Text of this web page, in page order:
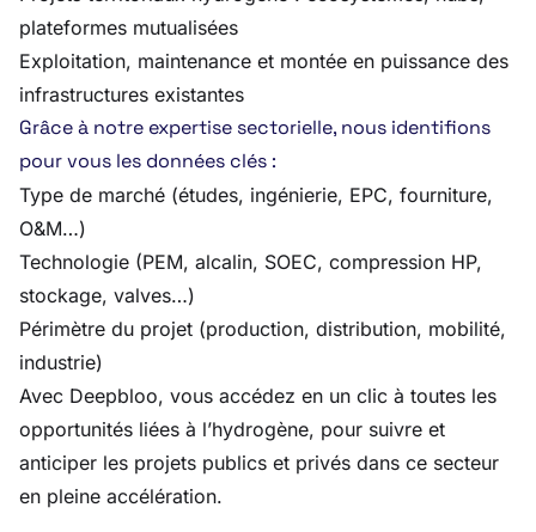
plateformes mutualisées
Exploitation, maintenance et montée en puissance des
infrastructures existantes
Grâce à notre expertise sectorielle, nous identifions
pour vous les données clés :
Type de marché (études, ingénierie, EPC, fourniture,
O&M…)
Technologie (PEM, alcalin, SOEC, compression HP,
stockage, valves…)
Périmètre du projet (production, distribution, mobilité,
industrie)
Avec Deepbloo, vous accédez en un clic à toutes les
opportunités liées à l’hydrogène, pour suivre et
anticiper les projets publics et privés dans ce secteur
en pleine accélération.